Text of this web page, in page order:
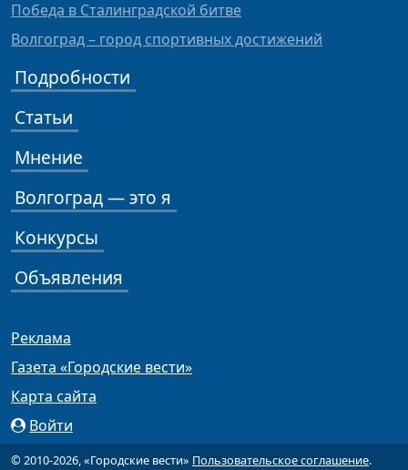
Победа в Сталинградской битве
Волгоград – город спортивных достижений
Подробности
Статьи
Мнение
Волгоград — это я
Конкурсы
Объявления
Реклама
Газета «Городские вести»
Карта сайта
Войти
© 2010-2026, «Городские вести» Пользовательское соглашение.